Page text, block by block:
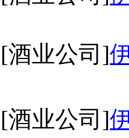
[酒业公司]
[酒业公司]